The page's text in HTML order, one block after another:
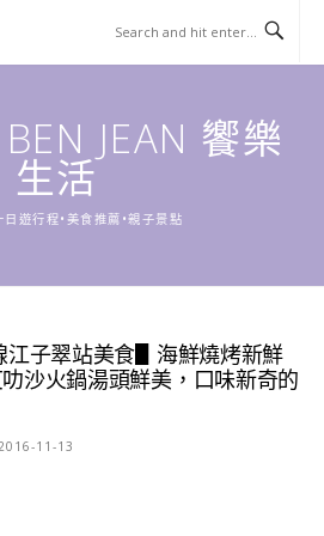
JEAN 饗樂
生活
日遊行程•美食推薦•親子景點
江子翠站美食▋海鮮燒烤新鮮
沙火鍋湯頭鮮美，口味新奇的
11-13